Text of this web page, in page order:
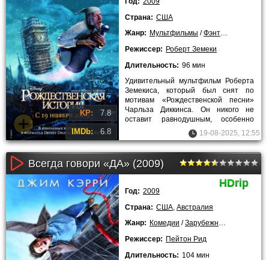
KP: 7.8
IMDb: 6.8
Страна: США
Жанр: Мультфильмы /Фэнтези
Режиссер: Роберт Земеки
Длительность: 96 мин
Удивительный мультфильм Роберта
Земекиса, который был снят по
мотивам «Рождественской песни»
Чарльза Диккинса. Он никого не
оставит равнодушным, особенно
самых юных зрителей. Эта картина
19-08-2025, 12:55
Всегда говори «ДА» (2009)
HDrip
Год: 2009
Страна: США Австралия
Жанр: Комедии /Зарубежные
Режиссер: Пейтон Рид
Длительность: 104 мин